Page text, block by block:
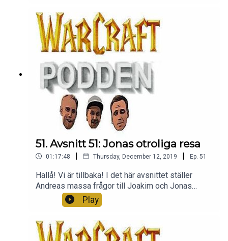
51. Avsnitt 51: Jonas otroliga resa
01:17:48 | Thursday, December 12, 2019 | Ep. 51
Hallå! Vi är tillbaka! I det här avsnittet ställer
Andreas massa frågor till Joakim och Jonas
vilket resulterar i en kanonstory om när Jonas for
till Skellefteå - MYCKET ANNAT också SÅKLART.
Play